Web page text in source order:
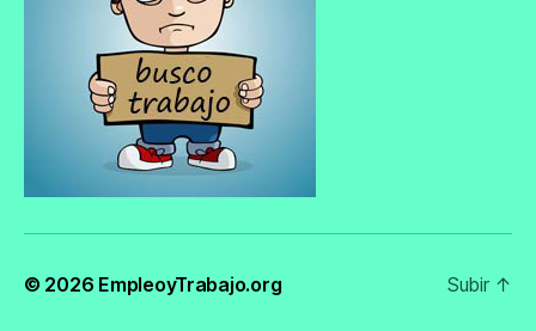
© 2026 EmpleoyTrabajo.org Subir ↑